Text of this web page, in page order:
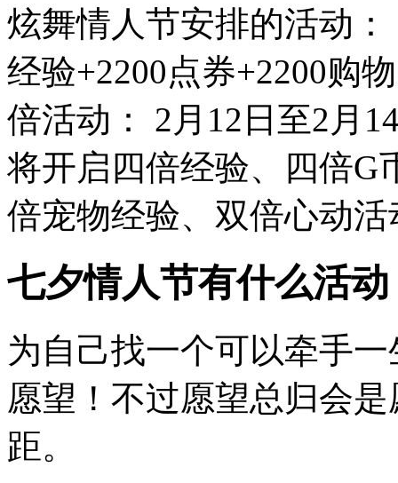
炫舞情人节安排的活动
经验+2200点券+2200购
倍活动： 2月12日至2月
将开启四倍经验、四倍G
倍宠物经验、双倍心动活
七夕情人节有什么活动
为自己找一个可以牵手
愿望！不过愿望总归会
距。